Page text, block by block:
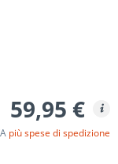
59,95 €
più spese di spedizione